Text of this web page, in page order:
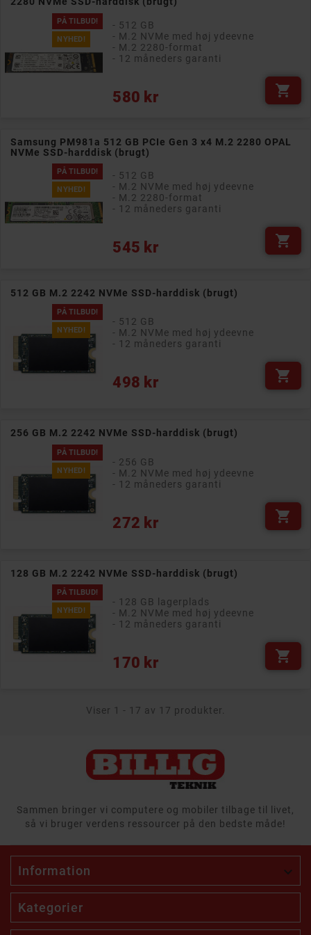
PÅ TILBUD!
NYHED!
- 512 GB
- M.2 NVMe med høj ydeevne
- M.2 2280-format
- 12 måneders garanti
580 kr
Pris 
Samsung PM981a 512 GB PCIe Gen 3 x4 M.2 2280 OPAL
NVMe SSD-harddisk (brugt)
PÅ TILBUD!
NYHED!
- 512 GB
- M.2 NVMe med høj ydeevne
- M.2 2280-format
- 12 måneders garanti
545 kr
Pris 
512 GB M.2 2242 NVMe SSD-harddisk (brugt)
PÅ TILBUD!
NYHED!
- 512 GB
- M.2 NVMe med høj ydeevne
- 12 måneders garanti
498 kr
Pris 
256 GB M.2 2242 NVMe SSD-harddisk (brugt)
PÅ TILBUD!
NYHED!
- 256 GB
- M.2 NVMe med høj ydeevne
- 12 måneders garanti
272 kr
Pris 
128 GB M.2 2242 NVMe SSD-harddisk (brugt)
PÅ TILBUD!
NYHED!
- 128 GB lagerplads
- M.2 NVMe med høj ydeevne
- 12 måneders garanti
170 kr
Pris 
Viser 1 - 17 av 17 produkter.
Sammen bringer vi computere og mobiler tilbage til livet,
så vi bruger verdens ressourcer på den bedste måde!
Information 
Kategorier